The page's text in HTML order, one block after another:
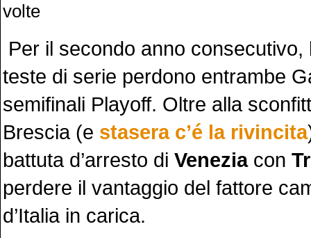
volte
Per il secondo anno consecutivo,
teste di serie perdono entrambe
semifinali Playoff. Oltre alla
Brescia (e stasera c’é la rivincita
battuta d’arresto di Veneziacon
perdere il vantaggio del fattore
d’Italia in carica.